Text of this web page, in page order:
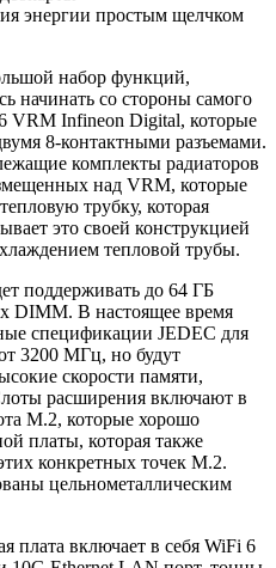
энергии простым щелчком
набор функций,
начинать со стороны самого
VRM Infineon Digital, которые
8-контактными разъемами.
комплекты радиаторов
над VRM, которые
трубку, которая
это своей конструкцией
тепловой трубы.
поддерживать до 64 ГБ
DIMM. В настоящее время
спецификации JEDEC для
3200 МГц, но будут
скорости памяти,
расширения включают в
M.2, которые хорошо
платы, которая также
конкретных точек M.2.
цельнометаллическим
плата включает в себя WiFi 6